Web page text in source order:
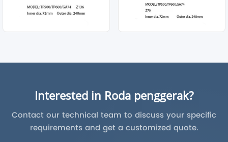
Interested in Roda penggerak?
Contact our technical team to discuss your specific
requirements and get a customized quote.